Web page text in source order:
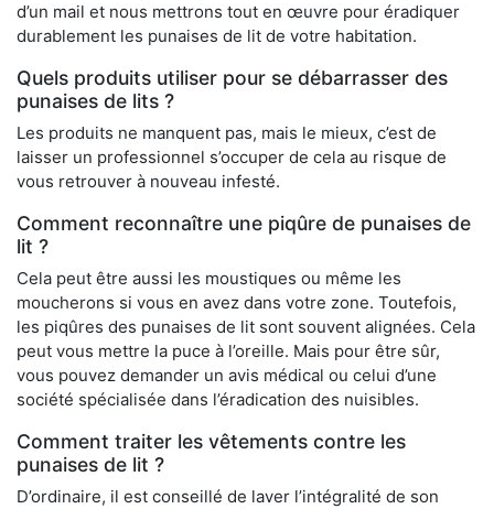
d’un mail et nous mettrons tout en œuvre pour éradiquer
durablement les punaises de lit de votre habitation.
Quels produits utiliser pour se débarrasser des
punaises de lits ?
Les produits ne manquent pas, mais le mieux, c’est de
laisser un professionnel s’occuper de cela au risque de
vous retrouver à nouveau infesté.
Comment reconnaître une piqûre de punaises de
lit ?
Cela peut être aussi les moustiques ou même les
moucherons si vous en avez dans votre zone. Toutefois,
les piqûres des punaises de lit sont souvent alignées. Cela
peut vous mettre la puce à l’oreille. Mais pour être sûr,
vous pouvez demander un avis médical ou celui d’une
société spécialisée dans l’éradication des nuisibles.
Comment traiter les vêtements contre les
punaises de lit ?
D’ordinaire, il est conseillé de laver l’intégralité de son